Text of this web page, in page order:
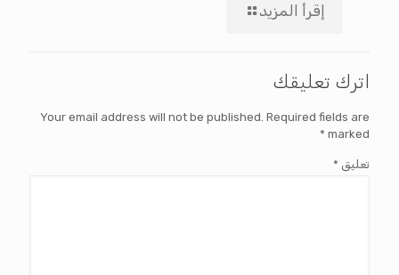
إقرأ المزيد
اترك تعليقك
Your email address will not be published. Required fields are
marked
*
تعليق *